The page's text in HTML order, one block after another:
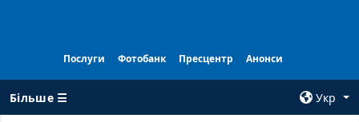
Послуги Фотобанк Пресцентр Анонси
Більше ☰
Укр